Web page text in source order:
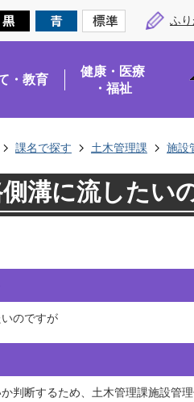
ふ
・教育
健康・医療
・福祉
課名で探す 土木管理課 施設
溝に流したい
のですが
判断するため、土木管理課施設管